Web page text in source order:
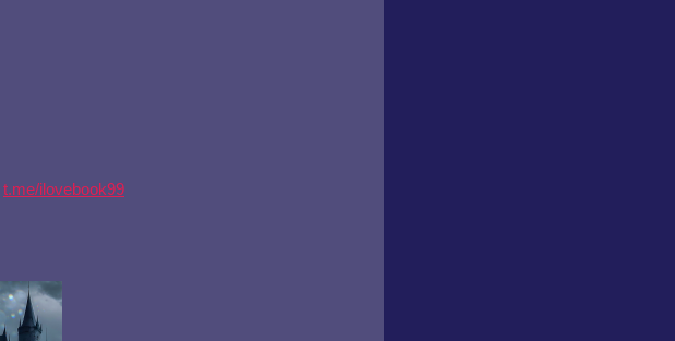
t.me/ilovebook99